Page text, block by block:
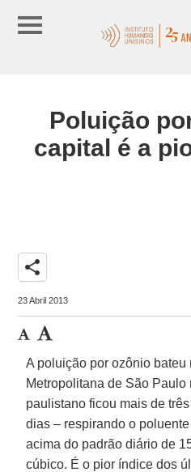
Poluição
capital é a
share
23 Abril 2013
A poluição por ozônio
Metropolitana de São Paulo
paulistano ficou mais de
dias – respirando o
acima do padrão diário de
cúbico. É o pior índice dos